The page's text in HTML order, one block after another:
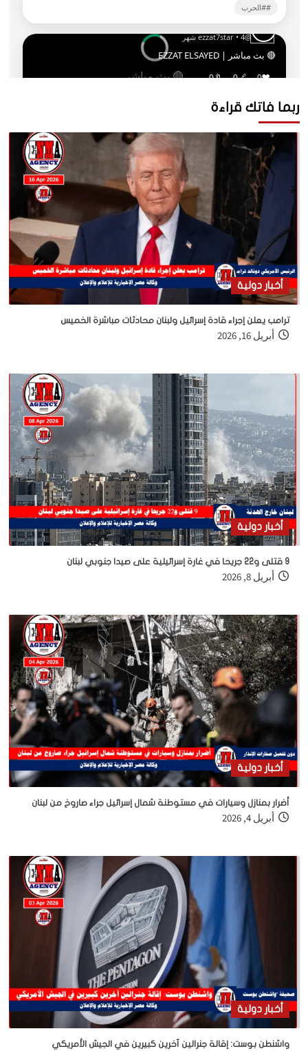
ربما فاتك قراءة
أخبار دولية
ترامب يعلن إجراء قادة إسرائيل ولبنان محادثات مباشرة الخميس
أبريل 16, 2026
أخبار دولية
9 قتلى و22 جريحا في غارة إسرائيلية على صيدا جنوبي لبنان
أبريل 8, 2026
أخبار دولية
أضرار بمنازل وسيارات في مستوطنة شمال إسرائيل جراء صاروخ من لبنان
أبريل 4, 2026
أخبار دولية
واشنطن بوست: إقالة جنرالين آخرين كبيرين في الجيش الأمريكي